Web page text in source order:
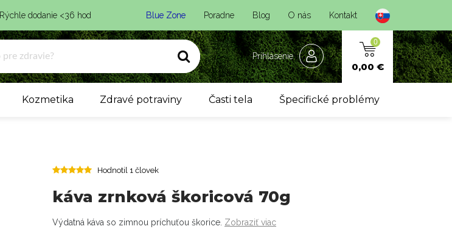
Rýchle dodanie <36 hod Blue Zone Poradne Blog O nás Kontakt
0
0,00 €
Prihlásenie
Kozmetika Zdravé potraviny Časti tela Špecifické problémy
Hodnotil 1 človek
káva zrnková škoricová 70g
Výdatná káva so zimnou príchuťou škorice. Zobraziť viac